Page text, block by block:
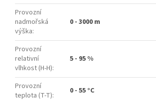
Provozní
nadmořská
výška:
0 - 3000 m
Provozní
relativní
vlhkost (H-H):
5 - 95 %
Provozní
teplota (T-T): 0 - 55 °C